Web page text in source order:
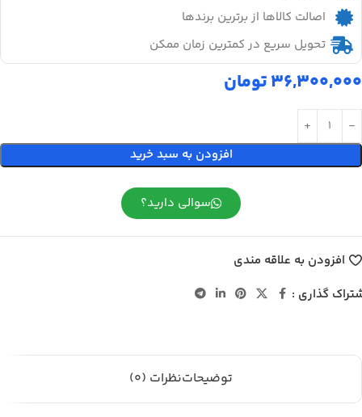
اصالت کالاها از برترین برندها
تحویل سریع در کمترین زمان ممکن
36,300,000تومان
افزودن به سبد خرید
سوالی دارید؟
افزودن به علاقه مندی
گذاری :
توضیحاتنظرات (0)